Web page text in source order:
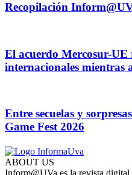
Recopilación
El acuerdo Mercosur-UE
internacionales mientras
Entre secuelas y
Game Fest 2026
ABOUT US